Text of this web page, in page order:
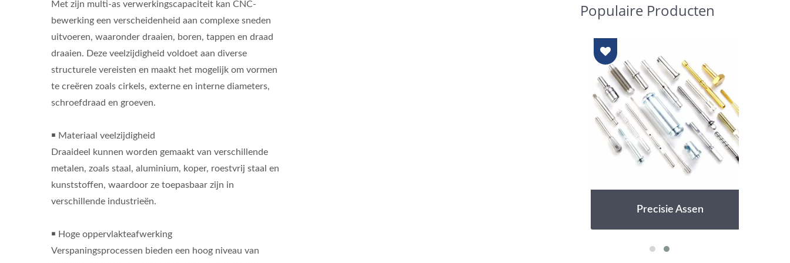
Met zijn multi-as verwerkingscapaciteit kan CNC-
bewerking een verscheidenheid aan complexe sneden
uitvoeren, waaronder draaien, boren, tappen en draad
draaien. Deze veelzijdigheid voldoet aan diverse
structurele vereisten en maakt het mogelijk om vormen
te creëren zoals cirkels, externe en interne diameters,
schroefdraad en groeven.
￭ Materiaal veelzijdigheid
Draaideel kunnen worden gemaakt van verschillende
metalen, zoals staal, aluminium, koper, roestvrij staal en
kunststoffen, waardoor ze toepasbaar zijn in
verschillende industrieën.
￭ Hoge oppervlakteafwerking
Verspaningsprocessen bieden een hoog niveau van
Populaire Producten
Precisie Assen